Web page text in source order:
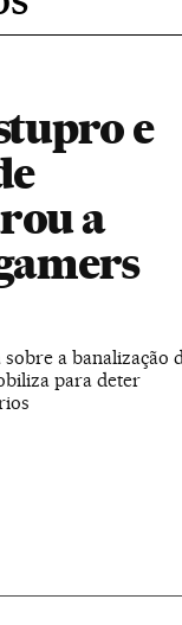
e
a
a banalização
para deter